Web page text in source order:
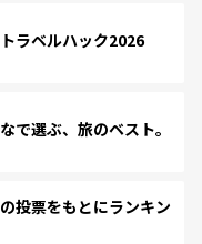
ラベルハック2026
選ぶ、旅のベスト。
投票をもとにランキン